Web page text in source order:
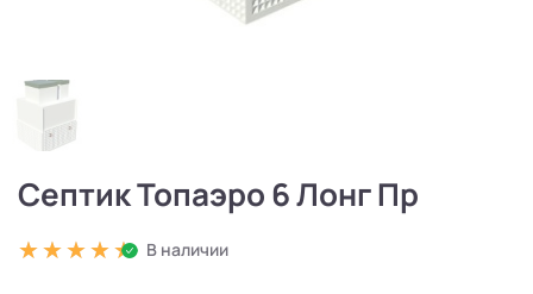
Септик Топаэро 6 Лонг Пр
В наличии